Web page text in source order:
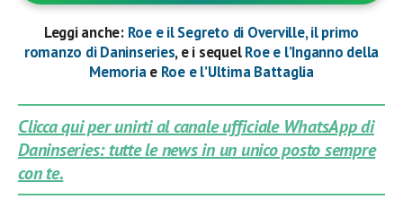
Leggi anche: Roe e il Segreto di Overville, il primo
romanzo di Daninseries, e i sequelRoe e l’Inganno della
Memoriae Roe e l’Ultima Battaglia
Clicca qui per unirti al canale ufficiale WhatsApp di
Daninseries: tutte le news in un unico posto sempre
con te.